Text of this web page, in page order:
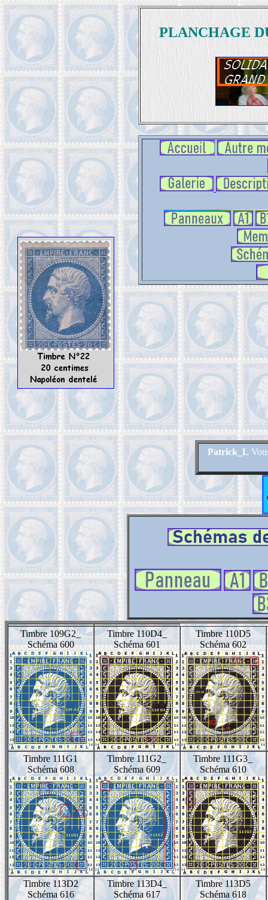
PLANCHAGE
Patrick_L
Timbre 109G2_
Schéma 600
Timbre 110D4_
Schéma 601
Timbre 110D5
Schéma 602
Timbre 111G1
Schéma 608
Timbre 111G2_
Schéma 609
Timbre 111G3_
Schéma 610
Timbre 113D2
Schéma 616
Timbre 113D4_
Schéma 617
Timbre 113D5
Schéma 618